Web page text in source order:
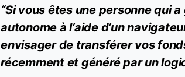
“Si vous êtes une personne qui
autonome à l’aide d’un
envisager de transférer vos
récemment et généré par un